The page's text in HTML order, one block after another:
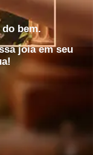
bem.
joia em seu